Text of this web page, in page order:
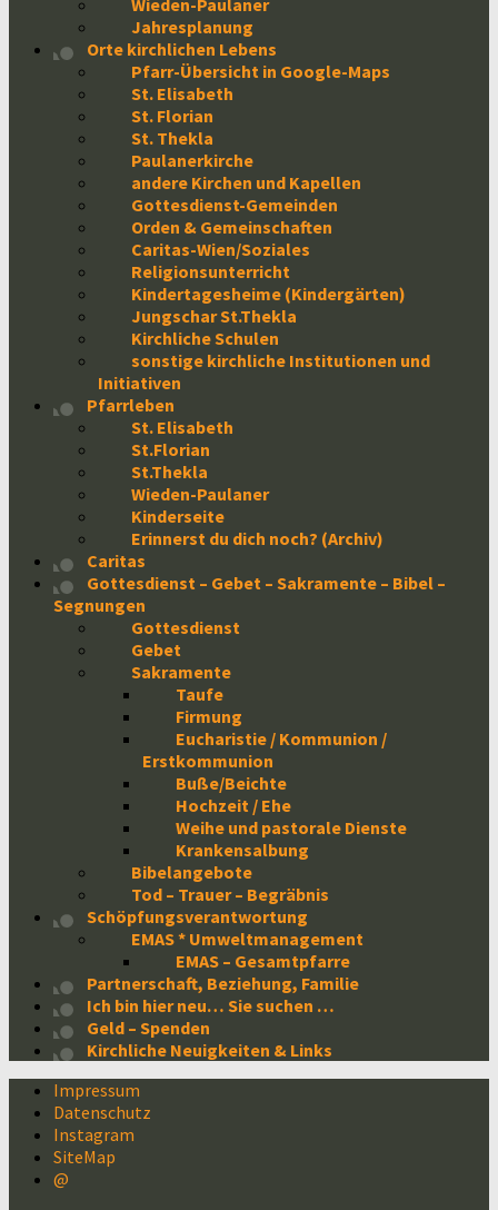
Wieden-Paulaner
Jahresplanung
Orte kirchlichen Lebens
Pfarr-Übersicht in Google-Maps
St. Elisabeth
St. Florian
St. Thekla
Paulanerkirche
andere Kirchen und Kapellen
Gottesdienst-Gemeinden
Orden & Gemeinschaften
Caritas-Wien/Soziales
Religionsunterricht
Kindertagesheime (Kindergärten)
Jungschar St.Thekla
Kirchliche Schulen
sonstige kirchliche Institutionen und
Initiativen
Pfarrleben
St. Elisabeth
St.Florian
St.Thekla
Wieden-Paulaner
Kinderseite
Erinnerst du dich noch? (Archiv)
Caritas
Gottesdienst – Gebet – Sakramente – Bibel –
Segnungen
Gottesdienst
Gebet
Sakramente
Taufe
Firmung
Eucharistie / Kommunion /
Erstkommunion
Buße/Beichte
Hochzeit / Ehe
Weihe und pastorale Dienste
Krankensalbung
Bibelangebote
Tod – Trauer – Begräbnis
Schöpfungsverantwortung
EMAS * Umweltmanagement
EMAS – Gesamtpfarre
Partnerschaft, Beziehung, Familie
Ich bin hier neu… Sie suchen …
Geld – Spenden
Kirchliche Neuigkeiten & Links
Impressum
Datenschutz
Instagram
SiteMap
@